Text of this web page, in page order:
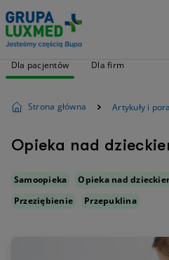
Dla pacjentów Dla firm
Strona główna Artykuły i
Opieka nad
Samoopieka Opieka nad
Przeziębienie
Przepuklina